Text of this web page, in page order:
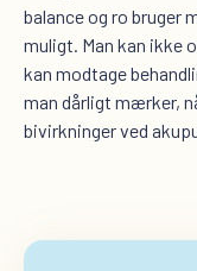
balance og ro bruger
muligt. Man kan ikke
kan modtage
man dårligt mærker,
bivirkninger ved